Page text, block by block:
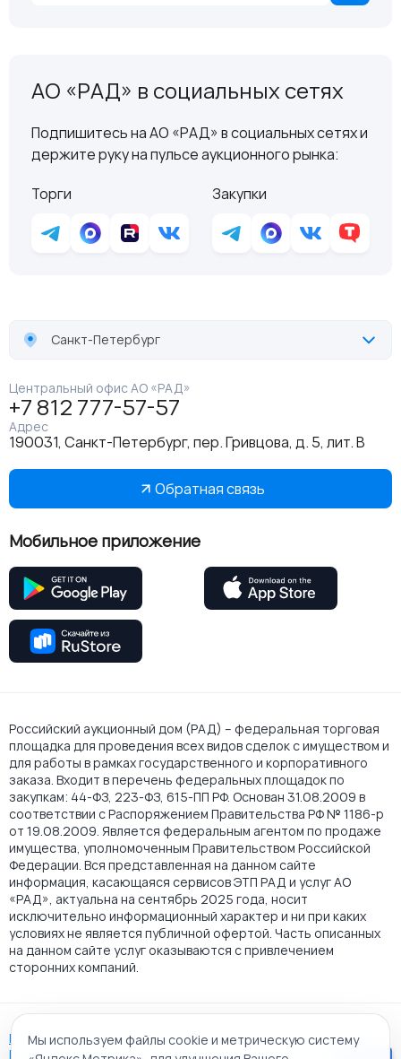
АО «РАД» в социальных сетях
Подпишитесь на АО «РАД» в социальных сетях и
держите руку на пульсе аукционного рынка:
Торги
Закупки
Санкт-Петербург
Центральный офис АО «РАД»
+7 812 777-57-57
Адрес
190031, Санкт-Петербург, пер. Гривцова, д. 5, лит. В
Обратная связь
Мобильное приложение
Российский аукционный дом (РАД) – федеральная торговая
площадка для проведения всех видов сделок с имуществом и
для работы в рамках государственного и корпоративного
заказа. Входит в перечень федеральных площадок по
закупкам: 44-ФЗ, 223-ФЗ, 615-ПП РФ. Основан 31.08.2009 в
соответствии с Распоряжением Правительства РФ № 1186-р
от 19.08.2009. Является федеральным агентом по продаже
имущества, уполномоченным Правительством Российской
Федерации. Вся представленная на данном сайте
информация, касающаяся сервисов ЭТП РАД и услуг АО
«РАД», актуальна на сентябрь 2025 года, носит
исключительно информационный характер и ни при каких
условиях не является публичной офертой. Часть описанных
на данном сайте услуг оказываются с привлечением
сторонних компаний.
Пользовательское соглашение
Политика АО "РАД" в отношении обработки персональных
Мы используем файлы cookie и метрическую систему